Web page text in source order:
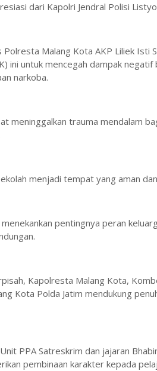
dari Kapolri Jendral Polisi
Polresta Malang Kota AKP Liliek Isti
ini untuk mencegah dampak
narkoba.
meninggalkan trauma mendalam
menjadi tempat yang aman
menekankan pentingnya peran
Kapolresta Malang Kota,
Kota Polda Jatim mendukung
PPA Satreskrim dan jajaran
pembinaan karakter kepada